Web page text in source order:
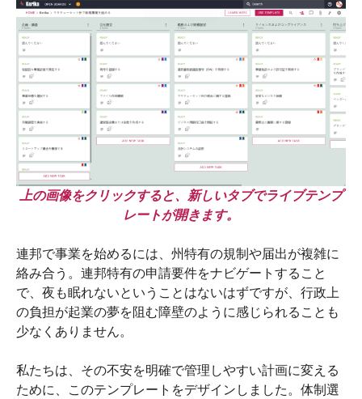
上の画像をクリックすると、新しいタブでライブテンプ
レートが開きます。
連邦で事業を始めるには、州特有の規制や届出が複雑に
絡み合う。連邦特有の申請要件をナビゲートすること
で、夜も眠れないということはないはずですが、行政上
の負担が起業の夢を阻む障壁のように感じられることも
少なくありません。
私たちは、その不安を明確で管理しやすい計画に変える
ために、このテンプレートをデザインしました。体制選